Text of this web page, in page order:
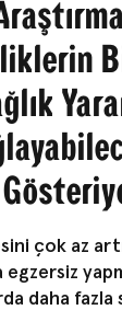
çok az
egzersiz
daha